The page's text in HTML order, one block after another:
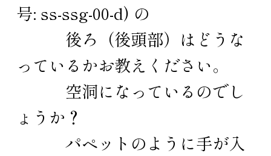
号: ss-ssg-00-d) の
後ろ（後頭部）はどうな
っているかお教えください。
空洞になっているのでし
ょうか？
パペットのように手が入